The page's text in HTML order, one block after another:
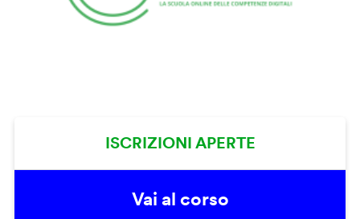
ISCRIZIONI APERTE
Vai al corso